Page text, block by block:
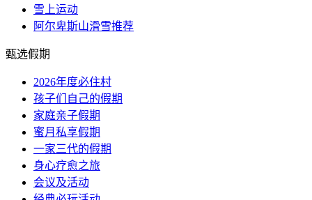
雪上运动
阿尔卑斯山滑雪推荐
甄选假期
2026年度必住村
孩子们自己的假期
家庭亲子假期
蜜月私享假期
一家三代的假期
身心疗愈之旅
会议及活动